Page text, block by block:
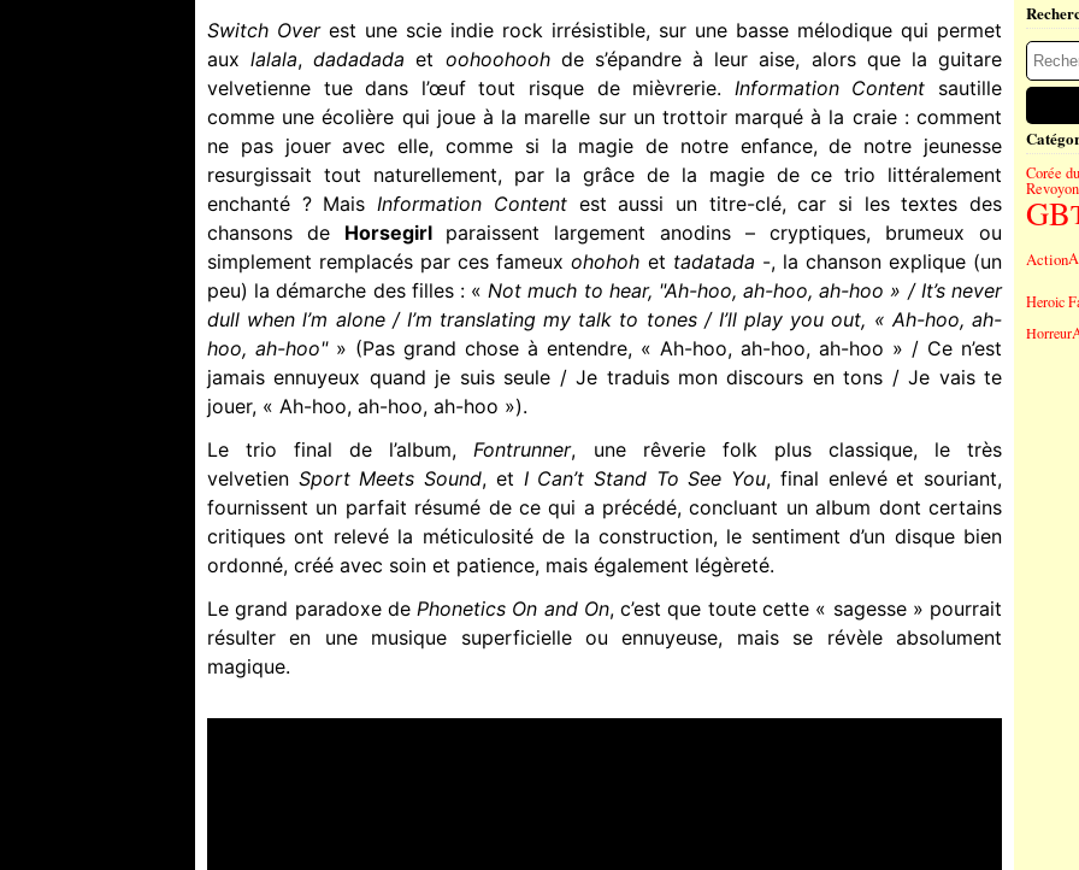
Switch Over est une scie indie rock irrésistible, sur une basse mélodique qui permet
aux lalala, dadadada et oohoohooh de s’épandre à leur aise, alors que la guitare
velvetienne tue dans l’œuf tout risque de mièvrerie. Information Content sautille
comme une écolière qui joue à la marelle sur un trottoir marqué à la craie : comment
ne pas jouer avec elle, comme si la magie de notre enfance, de notre jeunesse
resurgissait tout naturellement, par la grâce de la magie de ce trio littéralement
enchanté ? Mais Information Content est aussi un titre-clé, car si les textes des
chansons de
Horsegirl paraissent largement anodins – cryptiques, brumeux ou
simplement remplacés par ces fameux ohohoh et tadatada -, la chanson explique (un
peu) la démarche des filles : « Not much to hear, "Ah-hoo, ah-hoo, ah-hoo » / It’s never
dull when l’m alone / I’m translating my talk to tones / I’ll play you out, « Ah-hoo, ah-
hoo, ah-hoo" » (Pas grand chose à entendre, « Ah-hoo, ah-hoo, ah-hoo » / Ce n’est
jamais ennuyeux quand je suis seule / Je traduis mon discours en tons / Je vais te
jouer, « Ah-hoo, ah-hoo, ah-hoo »).
Le trio final de l’album,
Fontrunner, une rêverie folk plus classique, le très
velvetien Sport Meets Sound, et I Can’t Stand To See You, final enlevé et souriant,
fournissent un parfait résumé de ce qui a précédé, concluant un album dont certains
critiques ont relevé la méticulosité de la construction, le sentiment d’un disque bien
ordonné, créé avec soin et patience, mais également légèreté.
Le grand paradoxe de Phonetics On and On, c’est que toute cette « sagesse » pourrait
résulter en une musique superficielle ou ennuyeuse, mais se révèle absolument
magique.
Corée
GB
Action
Heroic
Horreur